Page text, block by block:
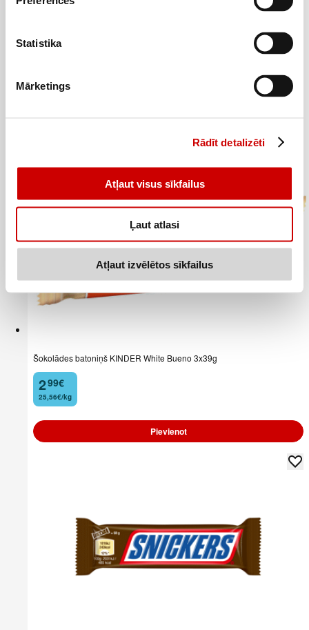
Statistika
Mārketings
Rādīt detalizēti
Atļaut visus sīkfailus
Ļaut atlasi
Atļaut izvēlētos sīkfailus
Batoniņš MANIJA ar lazdu riekstiem 49g
14,08€/kg
Šokolādes batoniņš KINDER White Bueno 3x39g
2
. 99€
25,56€/kg
Pievienot